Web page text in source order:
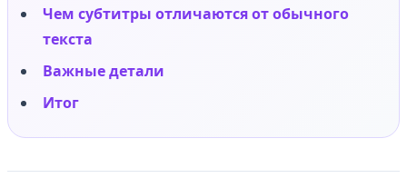
Чем субтитры отличаются от обычного
текста
Важные детали
Итог